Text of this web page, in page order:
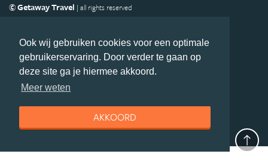
Ook wij gebruiken cookies voor een optimale
gebruikerservaring. Door verder te gaan op
deze site ga je hiermee akkoord.
Meer weten
AKKOORD
© Getaway Travel | all rights reserved
Copyright
Privacy statement Disclaimer
Cookies
Volg Amerika.nl
Nieuwsbrief
Facebook